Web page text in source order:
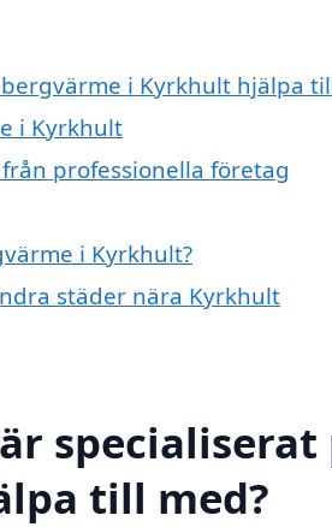
i Kyrkhult hjälpa
i Kyrkhult
professionella företag
i Kyrkhult?
städer nära Kyrkhult
specialiserat
till med?